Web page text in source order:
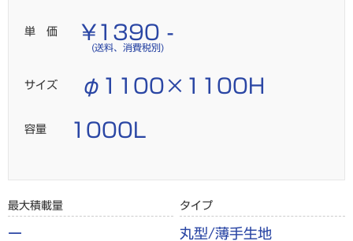
単 価 ¥1390 -
(送料、消費税別)
サイズ φ1100×1100H
容量 1000L
最大積載量
ー
タイプ
丸型/薄手生地